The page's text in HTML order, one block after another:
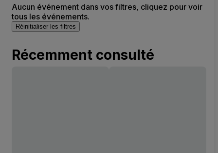
Aucun événement dans vos filtres, cliquez pour voir
tous les événements.
Réinitialiser les filtres
Récemment consulté